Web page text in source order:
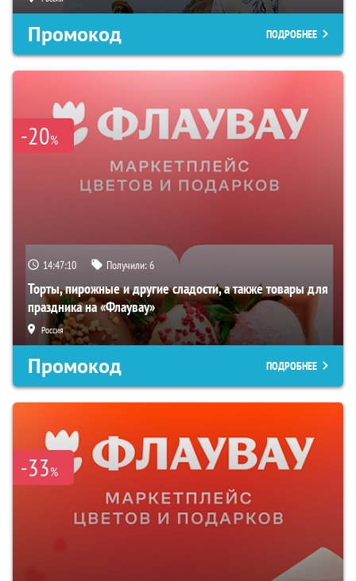
Промокод ПОДРОБНЕЕ
-20%
14:47:10 Получили:6
Торты, пирожные и другие сладости, а также товары для
праздника на «Флаувау»
Россия
Промокод ПОДРОБНЕЕ
-33%